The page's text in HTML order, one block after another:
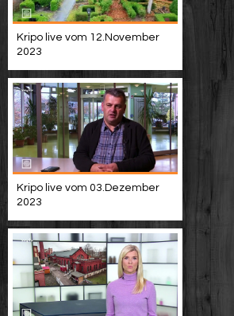
Kripo live vom 12.November
2023
Kripo live vom 03.Dezember
2023